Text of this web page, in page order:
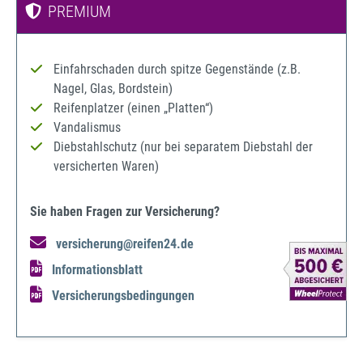
PREMIUM
Einfahrschaden durch spitze Gegenstände (z.B.
Nagel, Glas, Bordstein)
Reifenplatzer (einen „Platten“)
Vandalismus
Diebstahlschutz (nur bei separatem Diebstahl der
versicherten Waren)
Sie haben Fragen zur Versicherung?
versicherung@reifen24.de
Informationsblatt
Versicherungsbedingungen